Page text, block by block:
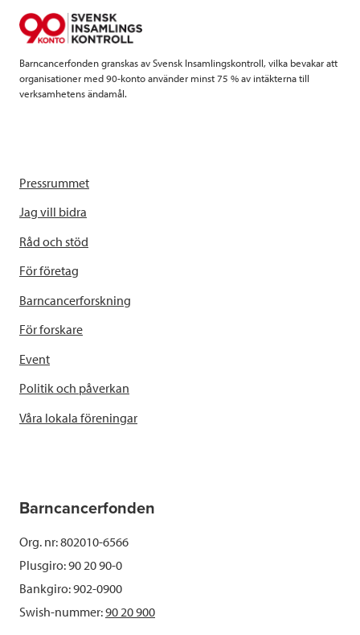
k
Barncancerfonden granskas av Svensk Insamlingskontroll, vilka bevakar att
organisationer med 90-konto använder minst 75 % av intäkterna till
verksamhetens ändamål.
Pressrummet
Jag vill bidra
Råd och stöd
För företag
Barncancerforskning
För forskare
Event
Politik och påverkan
Våra lokala föreningar
Barncancerfonden
Org. nr: 802010-6566
Plusgiro: 90 20 90-0
Bankgiro: 902-0900
Swish-nummer:90 20 900